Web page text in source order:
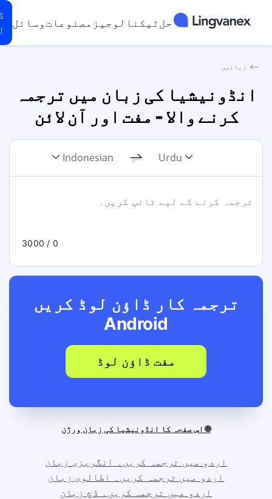
حلٹیکنالوجیز مصنوعاتوسائل
⟵ زبانیں
انڈونیشیا کی زبان میں ترجمہ
کرنے والا - مفت اور آن لائن
Urdu
Indonesian
0
/ 3000
ترجمہ کار ڈاؤن لوڈ کریں
Android
مفت ڈاؤن لوڈ
🌐 اس صفحہ کا انڈونیشیا کی زبان ورژن
اردو میں ترجمہ کریں۔ انگریزی زبان